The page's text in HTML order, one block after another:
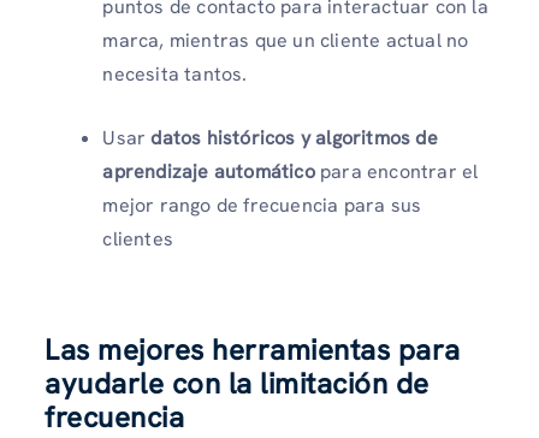
puntos de contacto para interactuar con la
marca, mientras que un cliente actual no
necesita tantos.
Usar datos históricos y algoritmos de
aprendizaje automáticopara encontrar el
mejor rango de frecuencia para sus
clientes
Las mejores herramientas para
ayudarle con la limitación de
frecuencia